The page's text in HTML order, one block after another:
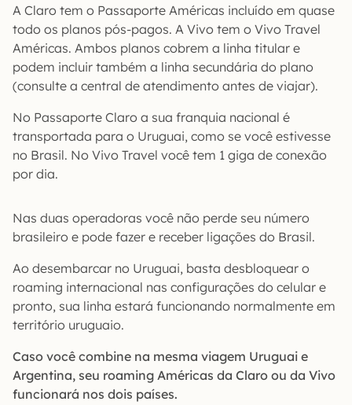
A Claro tem o Passaporte Américas incluído em quase
todo os planos pós-pagos. A Vivo tem o Vivo Travel
Américas. Ambos planos cobrem a linha titular e
podem incluir também a linha secundária do plano
(consulte a central de atendimento antes de viajar).
No Passaporte Claro a sua franquia nacional é
transportada para o Uruguai, como se você estivesse
no Brasil. No Vivo Travel você tem 1 giga de conexão
por dia.
Nas duas operadoras você não perde seu número
brasileiro e pode fazer e receber ligações do Brasil.
Ao desembarcar no Uruguai, basta desbloquear o
roaming internacional nas configurações do celular e
pronto, sua linha estará funcionando normalmente em
território uruguaio.
Caso você combine na mesma viagem Uruguai e
Argentina, seu roaming Américas da Claro ou da Vivo
funcionará nos dois países.